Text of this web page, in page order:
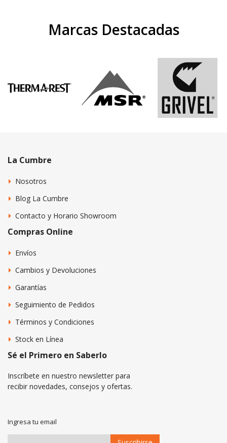
Marcas Destacadas
La Cumbre
Nosotros
Blog La Cumbre
Contacto y Horario Showroom
Compras Online
Envíos
Cambios y Devoluciones
Garantías
Seguimiento de Pedidos
Términos y Condiciones
Stock en Línea
Sé el Primero en Saberlo
Inscríbete en nuestro newsletter para
recibir novedades, consejos y ofertas.
Ingresa tu email